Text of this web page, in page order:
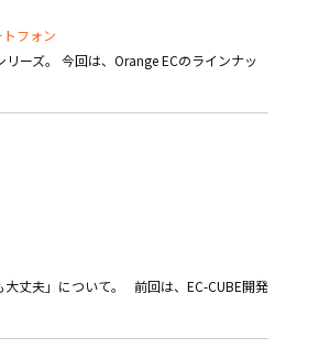
フォン
ーズ。 今回は、Orange ECのラインナッ
丈夫」について。 前回は、EC-CUBE開発